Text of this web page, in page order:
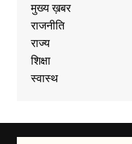
मुख्य ख़बर
राजनीति
राज्य
शिक्षा
स्वास्थ